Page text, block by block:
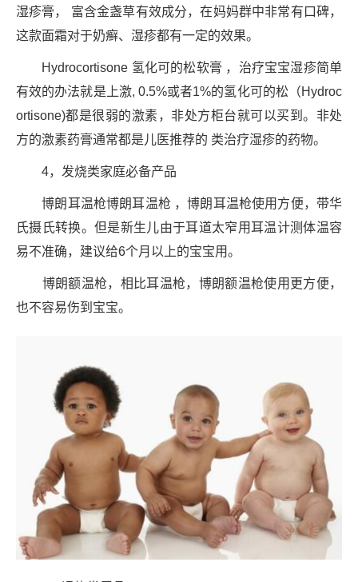
湿疹膏， 富含金盏草有效成分，在妈妈群中非常有口碑，
这款面霜对于奶癣、湿疹都有一定的效果。
Hydrocortisone 氢化可的松软膏 ，治疗宝宝湿疹简单
有效的办法就是上激, 0.5%或者1%的氢化可的松（Hydroc
ortisone)都是很弱的激素，非处方柜台就可以买到。非处
方的激素药膏通常都是儿医推荐的 类治疗湿疹的药物。
4，发烧类家庭必备产品
博朗耳温枪博朗耳温枪 ，博朗耳温枪使用方便，带华
氏摄氏转换。但是新生儿由于耳道太窄用耳温计测体温容
易不准确，建议给6个月以上的宝宝用。
博朗额温枪，相比耳温枪，博朗额温枪使用更方便，
也不容易伤到宝宝。